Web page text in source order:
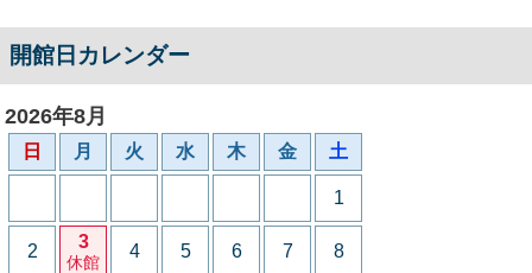
開館日カレンダー
2026年8月
日 月 火 水 木 金 土
1
2 3
休館
4 5 6 7 8